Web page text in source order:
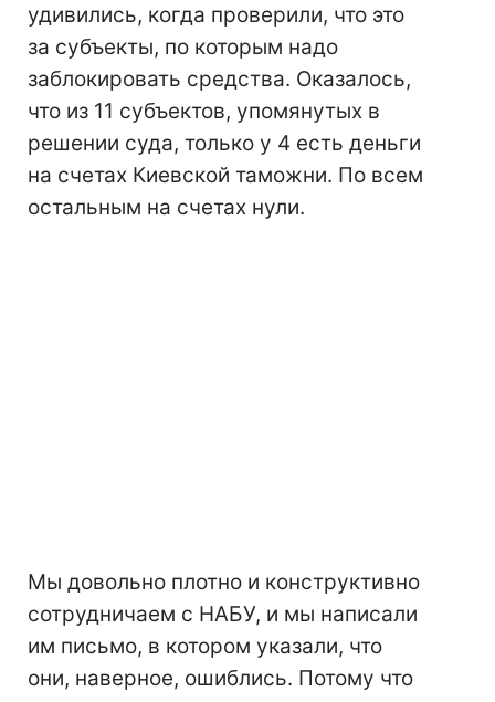
удивились, когда проверили, что это
за субъекты, по которым надо
заблокировать средства. Оказалось,
что из 11 субъектов, упомянутых в
решении суда, только у 4 есть деньги
на счетах Киевской таможни. По всем
остальным на счетах нули.
Мы довольно плотно и конструктивно
сотрудничаем с НАБУ, и мы написали
им письмо, в котором указали, что
они, наверное, ошиблись. Потому что